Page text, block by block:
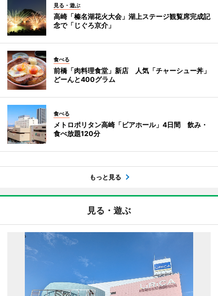
見る・遊ぶ
高崎「榛名湖花火大会」湖上ステージ観覧席完成記
念で「じぐろ京介」
食べる
前橋「肉料理食堂」新店 人気「チャーシュー丼」
どーんと400グラム
食べる
メトロポリタン高崎「ビアホール」4日間 飲み・
食べ放題120分
もっと見る
見る・遊ぶ